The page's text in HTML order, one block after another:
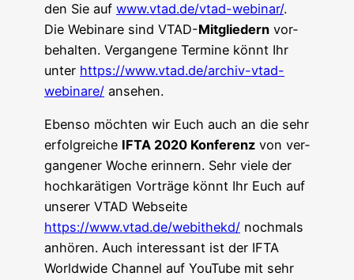
den Sie auf www.vtad.de/vtad-webinar/.
Die Web­i­na­re sind VTAD-Mit­glie­dern vor­
be­hal­ten. Ver­gan­ge­ne Ter­mi­ne könnt Ihr
unter https://www.vtad.de/archiv-vtad-
webinare/ ansehen.
Eben­so möch­ten wir Euch auch an die sehr
erfolg­rei­che IFTA 2020 Kon­fe­renz von ver­
gan­ge­ner Woche erin­nern. Sehr vie­le der
hoch­ka­rä­ti­gen Vor­trä­ge könnt Ihr Euch auf
unse­rer VTAD Web­sei­te
https://www.vtad.de/webithekd/ noch­mals
anhö­ren. Auch inter­es­sant ist der IFTA
World­wi­de Chan­nel auf You­Tube mit sehr